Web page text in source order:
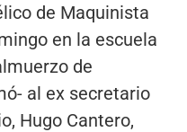
de Maquinista
en la escuela
de
al ex secretario
Hugo Cantero,